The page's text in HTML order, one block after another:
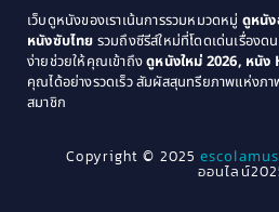
Community
Crime อาชญากรรม
Cult Film(4)
1971
1969
1964
1940
เว็บดูหนังของเราเน้นการรวมหมวดหมู่ ดูหนั
หนังซับไทย รวมถึงซีรีส์ใหม่ที่โดดเด่นเรื่อง
ง่ายช่วยให้คุณเข้าถึงดูหนังใหม่ 2026, หนัง
คุณได้อย่างรวดเร็ว สัมผัสสุนทรียภาพแห่งภ
สมาชิก
Copyright © 2025
ออนไลน์